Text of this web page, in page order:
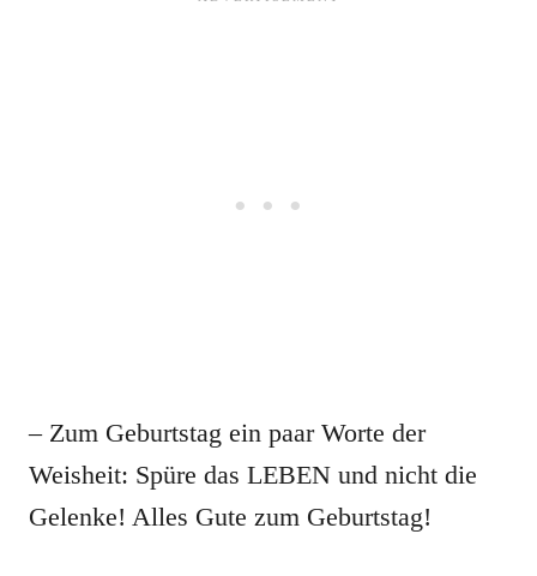
– Zum Geburtstag ein paar Worte der
Weisheit: Spüre das LEBEN und nicht die
Gelenke! Alles Gute zum Geburtstag!